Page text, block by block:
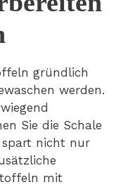
gründlich
werden.
Sie die Schale
spart nicht nur
mit